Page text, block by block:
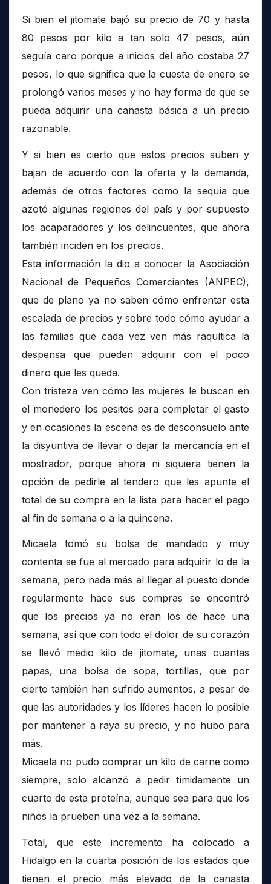
Si bien el jitomate bajó su precio de 70 y hasta
80 pesos por kilo a tan solo 47 pesos, aún
seguía caro porque a inicios del año costaba 27
pesos, lo que significa que la cuesta de enero se
prolongó varios meses y no hay forma de que se
pueda adquirir una canasta básica a un precio
razonable.
Y si bien es cierto que estos precios suben y
bajan de acuerdo con la oferta y la demanda,
además de otros factores como la sequía que
azotó algunas regiones del país y por supuesto
los acaparadores y los delincuentes, que ahora
también inciden en los precios.
Esta información la dio a conocer la Asociación
Nacional de Pequeños Comerciantes (ANPEC),
que de plano ya no saben cómo enfrentar esta
escalada de precios y sobre todo cómo ayudar a
las familias que cada vez ven más raquítica la
despensa que pueden adquirir con el poco
dinero que les queda.
Con tristeza ven cómo las mujeres le buscan en
el monedero los pesitos para completar el gasto
y en ocasiones la escena es de desconsuelo ante
la disyuntiva de llevar o dejar la mercancía en el
mostrador, porque ahora ni siquiera tienen la
opción de pedirle al tendero que les apunte el
total de su compra en la lista para hacer el pago
al fin de semana o a la quincena.
Micaela tomó su bolsa de mandado y muy
contenta se fue al mercado para adquirir lo de la
semana, pero nada más al llegar al puesto donde
regularmente hace sus compras se encontró
que los precios ya no eran los de hace una
semana, así que con todo el dolor de su corazón
se llevó medio kilo de jitomate, unas cuantas
papas, una bolsa de sopa, tortillas, que por
cierto también han sufrido aumentos, a pesar de
que las autoridades y los líderes hacen lo posible
por mantener a raya su precio, y no hubo para
más.
Micaela no pudo comprar un kilo de carne como
siempre, solo alcanzó a pedir tímidamente un
cuarto de esta proteína, aunque sea para que los
niños la prueben una vez a la semana.
Total, que este incremento ha colocado a
Hidalgo en la cuarta posición de los estados que
tienen el precio más elevado de la canasta